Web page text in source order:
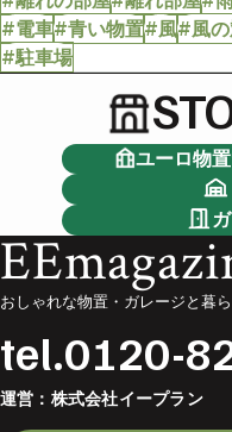
#電車#青い物置#風#風の
#駐車場
ユーロ物
おしゃれな物置・ガレージと暮
tel.0120-
運営： 株式会社イープラン